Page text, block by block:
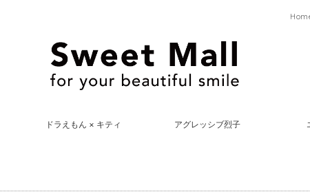
ドラえもん × キティ アグレッシブ烈子